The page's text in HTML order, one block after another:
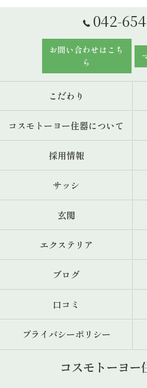
042-
お問い合わせはこち
ら
こだわり
コスモトーヨー住器について
採用情報
サッシ
玄関
エクステリア
ブログ
口コミ
プライバシーポリシー